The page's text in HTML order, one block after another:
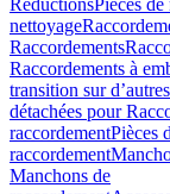
RéductionsPièces
nettoyage
Raccordements
Raccordements à
transition sur
détachées pour
raccordementPièces
raccordement
Manchons de